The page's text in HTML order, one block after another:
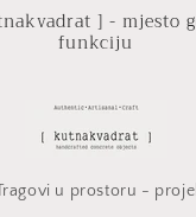
] - mjesto
funkciju
u prostoru -